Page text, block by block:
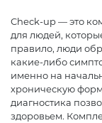
Check-up — это
для людей,
правило, люди
какие-либо
именно на
хроническую
диагностика
здоровьем.